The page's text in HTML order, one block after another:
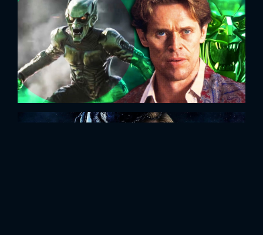
Nếu các bạn cho rằng việc lặp đi lặp lại kiểu nhân vật
này sẽ khiến các bộ phim của Sam trở nên nhàm chán,
thì mình nghĩ các bạn sẽ phải cân nhắc lại đó. Thực tế,
Sam Raimi liên tục thay đổi các tình tiết sao cho phù
hợp nhất với bối cảnh của bộ phim, có nghĩa là mỗi
nhân vật của ông đều rất khác biệt.